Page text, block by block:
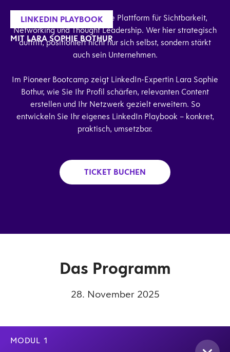
LINKEDIN PLAYBOOK
MIT LARA SOPHIE BOTHUR
LinkedIn ist die wichtigste Plattform für Sichtbarkeit,
Networking und Thought Leadership. Wer hier strategisch
auftritt, positioniert nicht nur sich selbst, sondern stärkt
auch sein Unternehmen.
Im Pioneer Bootcamp zeigt LinkedIn-Expertin Lara Sophie
Bothur, wie Sie Ihr Profil schärfen, relevanten Content
erstellen und Ihr Netzwerk gezielt erweitern. So
entwickeln Sie Ihr eigenes LinkedIn Playbook – konkret,
praktisch, umsetzbar.
TICKET BUCHEN
Das Programm
28. November 2025
MODUL 1